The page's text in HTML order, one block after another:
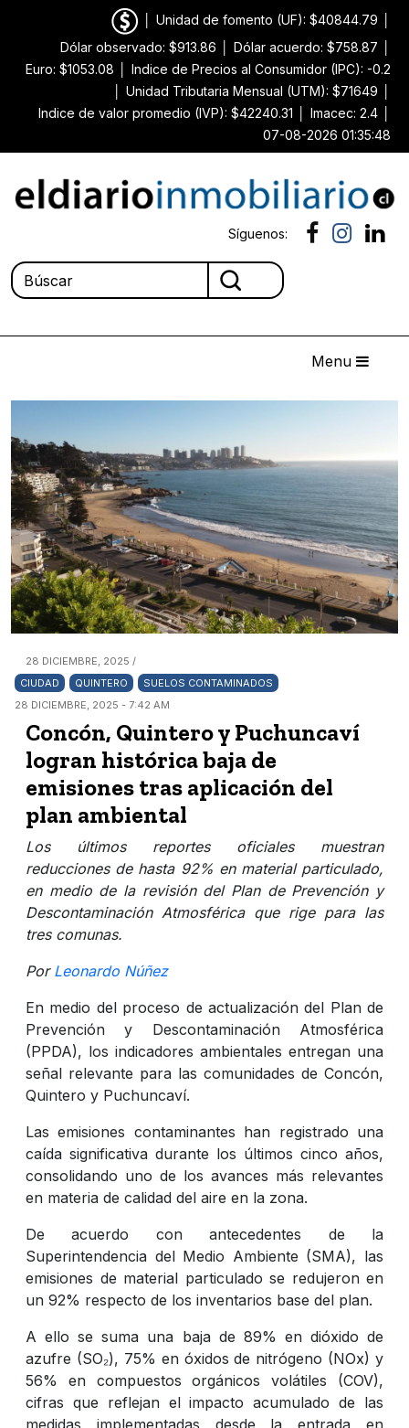
Unidad de fomento (UF): $40844.79
Dólar observado: $913.86
Dólar acuerdo: $758.87
Euro: $1053.08
Indice de Precios al Consumidor (IPC): -0.2
Unidad Tributaria Mensual (UTM): $71649
Indice de valor promedio (IVP): $42240.31
Imacec: 2.4
07-08-2026 01:35:48
Síguenos:
Menu
28 DICIEMBRE, 2025 /
CIUDAD
QUINTERO
SUELOS CONTAMINADOS
28 DICIEMBRE, 2025 - 7:42 AM
Concón, Quintero y Puchuncaví
logran histórica baja de
emisiones tras aplicación del
plan ambiental
Los últimos reportes oficiales muestran
reducciones de hasta 92% en material particulado,
en medio de la revisión del Plan de Prevención y
Descontaminación Atmosférica que rige para las
tres comunas.
Por Leonardo Núñez
En medio del proceso de actualización del Plan de
Prevención y Descontaminación Atmosférica
(PPDA), los indicadores ambientales entregan una
señal relevante para las comunidades de Concón,
Quintero y Puchuncaví.
Las emisiones contaminantes han registrado una
caída significativa durante los últimos cinco años,
consolidando uno de los avances más relevantes
en materia de calidad del aire en la zona.
De acuerdo con antecedentes de la
Superintendencia del Medio Ambiente (SMA), las
emisiones de material particulado se redujeron en
un 92% respecto de los inventarios base del plan.
A ello se suma una baja de 89% en dióxido de
azufre (SO₂), 75% en óxidos de nitrógeno (NOx) y
56% en compuestos orgánicos volátiles (COV),
cifras que reflejan el impacto acumulado de las
medidas implementadas desde la entrada en